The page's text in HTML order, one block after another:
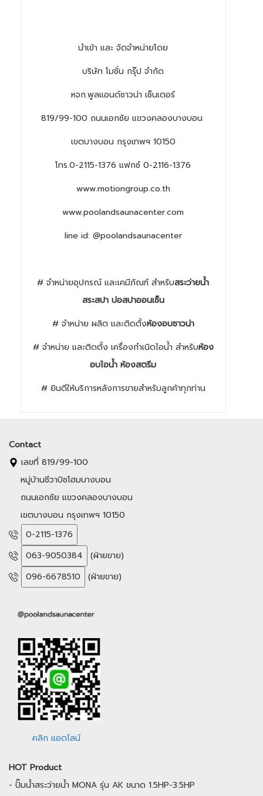
นำเข้า และ จัดจำหน่ายโดย
บริษัท โมชั่น กรุ๊ป จำกัด
หจก.พูลแอนด์ซาวน่า เซ็นเตอร์
819/99-100 ถนนเอกชัย แขวงคลองบางบอน
เขตบางบอน กรุงเทพฯ 10150
โทร.0-2115-1376 แฟกซ์ 0-2116-1376
www.motiongroup.co.th
www.poolandsaunacenter.com
line id: @poolandsaunacenter
# จำหน่ายอุปกรณ์ และเคมีภัณฑ์ สำหรับสระว่ายน้ำ
สระสปา บ่อสปาออนเซ็น
# จำหน่าย ผลิต และติดตั้งห้องอบซาวน่า
# จำหน่าย และติดตั้ง เครื่องกำเนิดไอน้ำ สำหรับห้อง
อบไอน้ำ ห้องสตรีม
# ยินดีให้บริการหลังการขายสำหรับลูกค้าทุกท่าน
Contact
เลขที่ 819/99-100
หมู่บ้านชีวาบิซโฮมบางบอน
ถนนเอกชัย แขวงคลองบางบอน
เขตบางบอน กรุงเทพฯ 10150
0-2115-1376
063-9050384
(ฝ่ายขาย)
096-6678510
(ฝ่ายขาย)
คลิก แอดไลน์
HOT Product
- ปั๊มน้ำสระว่ายน้ำ MONA รุ่น AK ขนาด 1.5HP-3.5HP